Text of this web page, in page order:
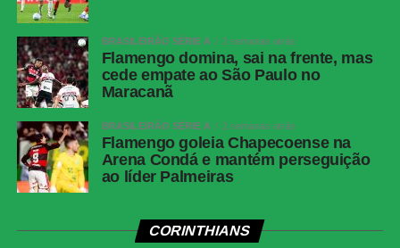
Messenger
LinkedIn
Share
BRASILEIRÃO SÉRIE A 2 semanas atrás
Flamengo domina, sai na frente, mas
cede empate ao São Paulo no
Maracanã
BRASILEIRÃO SÉRIE A 2 semanas atrás
Flamengo goleia Chapecoense na
Arena Condá e mantém perseguição
ao líder Palmeiras
CORINTHIANS